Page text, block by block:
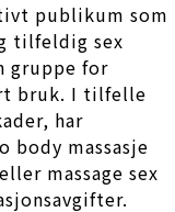
publikum som
tilfeldig sex
gruppe for
bruk. I tilfelle
har
massasje
massage sex